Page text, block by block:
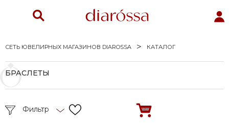
СЕТЬ ЮВЕЛИРНЫХ МАГАЗИНОВ DIAROSSA КАТАЛОГ
БРАСЛЕТЫ
Фильтр